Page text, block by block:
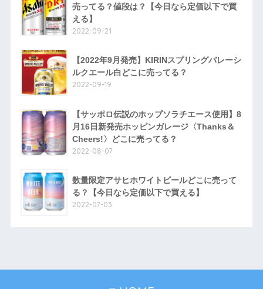
売ってる？値段は？【今日なら定価以下で買
える】
2022-09-21
【2022年9月発売】KIRINスプリングバレーシ
ルクエール白どこに売ってる？
2022-09-19
【サッポロ伝説のホップソラチエース使用】8
月16日新発売ホッピンガレージ〈Thanks＆
Cheers!〉どこに売ってる？
2022-08-07
数量限定アサヒホワイトビールどこに売って
る？【今日なら定価以下で買える】
2022-07-03